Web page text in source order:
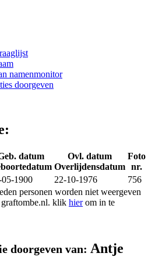
namenmonitor
doorgeven
datum
Ovl. datum
Overlijdensdatum
Foto
nr.
05-1900 22-10-1976
756
personen worden niet weergeven
graftombe.nl. klik hierom in te
doorgeven van: Antje